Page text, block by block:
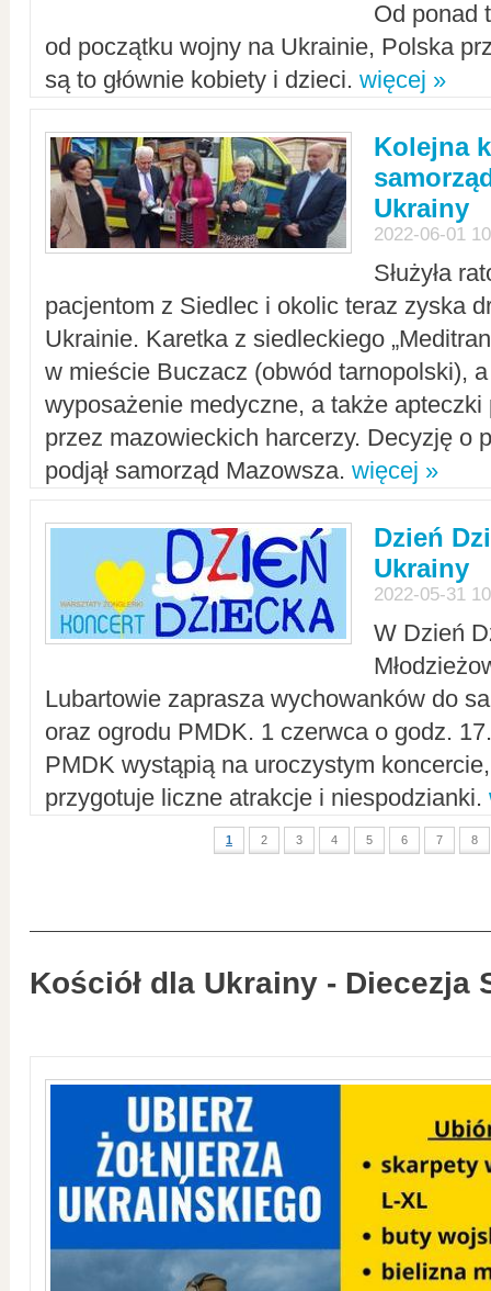
Od ponad
od początku wojny na Ukrainie, Polska
są to głównie kobiety i dzieci. więcej »
Kolejna
Ukrainy
2022-06-01
Służyła
pacjentom z Siedlec i okolic teraz zyska
Ukrainie. Karetka z siedleckiego
w mieście Buczacz (obwód tarnopolski),
wyposażenie medyczne, a także apteczki
przez mazowieckich harcerzy. Decyzję o
podjął samorząd Mazowsza. więcej »
Dzień
Ukrainy
2022-05-31
W Dzień
Lubartowie zaprasza wychowanków do
oraz ogrodu PMDK. 1 czerwca o godz.
PMDK wystąpią na uroczystym
przygotuje liczne atrakcje i niespodzianki.
1 2 3 4 5 6 7 8
Kościół dla Ukrainy - Diecezja